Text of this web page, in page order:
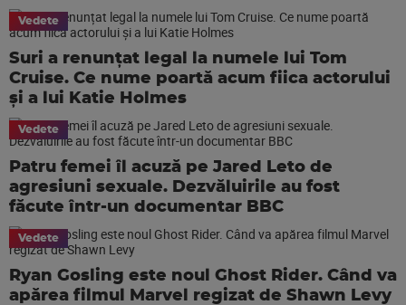
Vedete
Suri a renunțat legal la numele lui Tom
Cruise. Ce nume poartă acum fiica actorului
și a lui Katie Holmes
Vedete
Patru femei îl acuză pe Jared Leto de
agresiuni sexuale. Dezvăluirile au fost
făcute într-un documentar BBC
Vedete
Ryan Gosling este noul Ghost Rider. Când va
apărea filmul Marvel regizat de Shawn Levy